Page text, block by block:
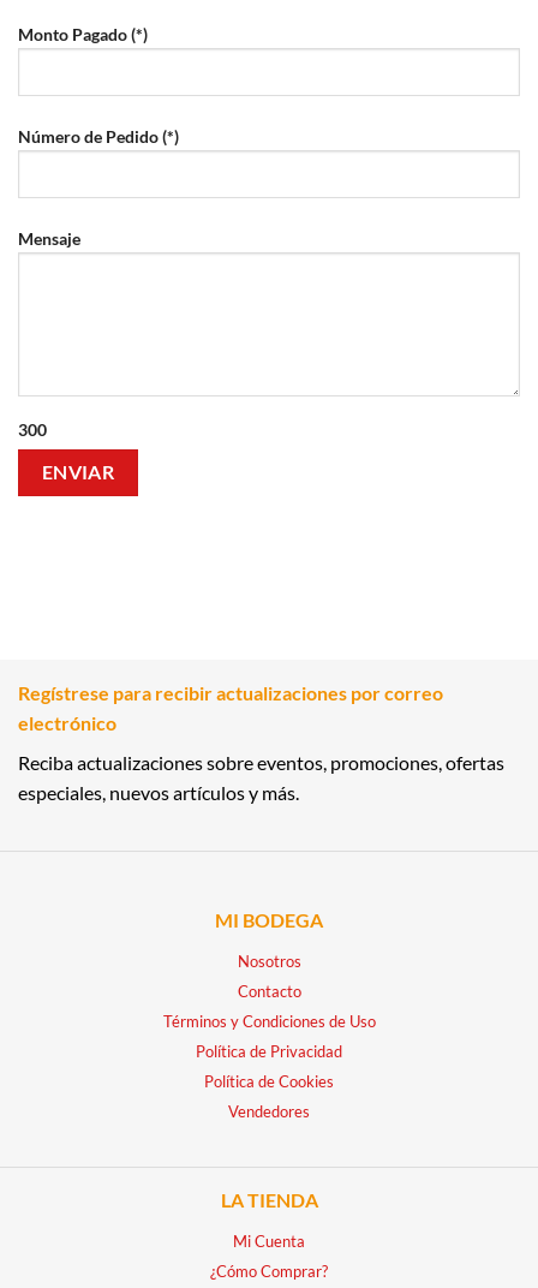
Monto Pagado (*)
Número de Pedido (*)
Mensaje
300
Regístrese para recibir actualizaciones por correo
electrónico
Reciba actualizaciones sobre eventos, promociones, ofertas
especiales, nuevos artículos y más.
MI BODEGA
Nosotros
Contacto
Términos y Condiciones de Uso
Política de Privacidad
Política de Cookies
Vendedores
LA TIENDA
Mi Cuenta
¿Cómo Comprar?